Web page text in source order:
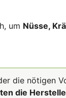
um Nüsse,
die nötigen
die